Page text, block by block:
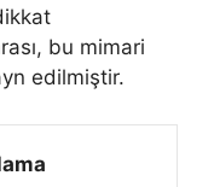
bu mimari
edilmiştir.